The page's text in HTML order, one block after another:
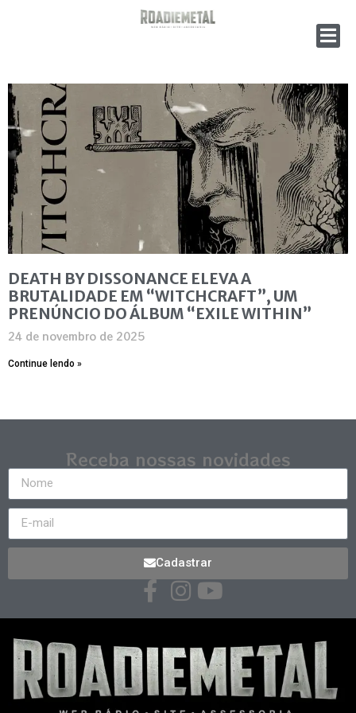
DEATH BY DISSONANCE ELEVA A
BRUTALIDADE EM “WITCHCRAFT”, UM
PRENÚNCIO DO ÁLBUM “EXILE WITHIN”
24 de novembro de 2025
Continue lendo »
Receba nossas novidades
Cadastrar